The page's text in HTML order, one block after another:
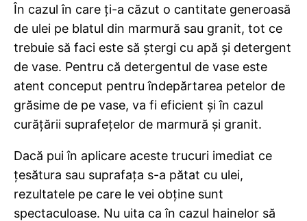
În cazul în care ți-a căzut o cantitate generoasă
de ulei pe blatul din marmură sau granit, tot ce
trebuie să faci este să ștergi cu apă și detergent
de vase. Pentru că detergentul de vase este
atent conceput pentru îndepărtarea petelor de
grăsime de pe vase, va fi eficient și în cazul
curățării suprafețelor de marmură și granit.
Dacă pui în aplicare aceste trucuri imediat ce
țesătura sau suprafața s-a pătat cu ulei,
rezultatele pe care le vei obține sunt
spectaculoase. Nu uita ca în cazul hainelor să